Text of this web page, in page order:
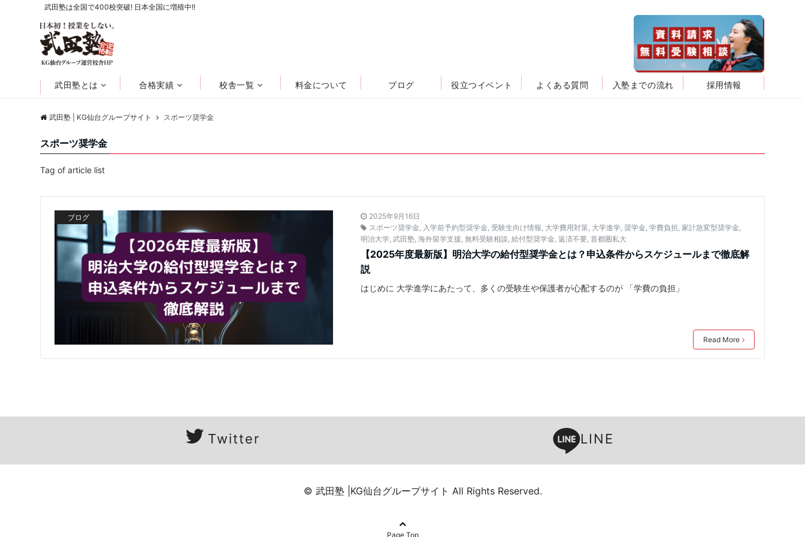
武田塾は全国で400校突破! 日本全国に増殖中!!
武田塾とは 合格実績 校舎一覧 料金について ブログ 役立つイベント よくある質問 入塾までの流れ 採用情報
武田塾 | KG仙台グループサイト スポーツ奨学金
スポーツ奨学金
Tag of article list
ブログ
2025年9月16日
スポーツ奨学金, 入学前予約型奨学金,受験生向け情報, 大学費用対策, 大学進学,奨学金,学費負担,家計急変型奨学金,
明治大学,武田塾,海外留学支援,無料受験相談,給付型奨学金,返済不要,首都圏私大
【2025年度最新版】明治大学の給付型奨学金とは？申込条件からスケジュールまで徹底解
説
はじめに 大学進学にあたって、多くの受験生や保護者が心配するのが 「学費の負担」
Read More
Twitter LINE
© 武田塾 |KG仙台グループサイト All Rights Reserved.
Page Top